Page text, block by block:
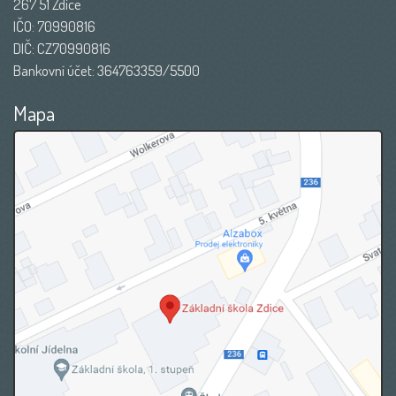
IČO: 70990816
DIČ: CZ70990816
Bankovní účet: 364763359/5500
Mapa